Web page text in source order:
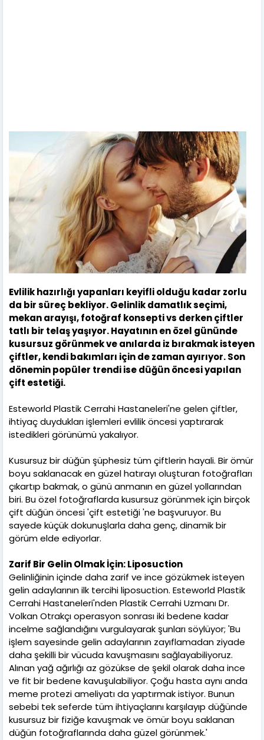
Evlilik hazırlığı yapanları keyifli olduğu kadar zorlu
da bir süreç bekliyor. Gelinlik damatlık seçimi,
mekan arayışı, fotoğraf konsepti vs derken çiftler
tatlı bir telaş yaşıyor. Hayatının en özel gününde
kusursuz görünmek ve anılarda iz bırakmak isteyen
çiftler, kendi bakımları için de zaman ayırıyor. Son
dönemin popüler trendi ise düğün öncesi yapılan
çift estetiği.
Esteworld Plastik Cerrahi Hastaneleri'ne gelen çiftler,
ihtiyaç duydukları işlemleri evlilik öncesi yaptırarak
istedikleri görünümü yakalıyor.
Kusursuz bir düğün şüphesiz tüm çiftlerin hayali. Bir ömür
boyu saklanacak en güzel hatırayı oluşturan fotoğrafları
çıkartıp bakmak, o günü anmanın en güzel yollarından
biri. Bu özel fotoğraflarda kusursuz görünmek için birçok
çift düğün öncesi 'çift estetiği 'ne başvuruyor. Bu
sayede küçük dokunuşlarla daha genç, dinamik bir
görüm elde ediyorlar.
Zarif Bir Gelin Olmak İçin: Liposuction
Gelinliğinin içinde daha zarif ve ince gözükmek isteyen
gelin adaylarının ilk tercihi liposuction. Esteworld Plastik
Cerrahi Hastaneleri'nden Plastik Cerrahi Uzmanı Dr.
Volkan Otrakçı operasyon sonrası iki bedene kadar
incelme sağlandığını vurgulayarak şunları söylüyor; 'Bu
işlem sayesinde gelin adaylarının zayıflamadan ziyade
daha şekilli bir vücuda kavuşmasını sağlayabiliyoruz.
Alınan yağ ağırlığı az gözükse de şekil olarak daha ince
ve fit bir bedene kavuşulabiliyor. Çoğu hasta aynı anda
meme protezi ameliyatı da yaptırmak istiyor. Bunun
sebebi tek seferde tüm ihtiyaçlarını karşılayıp düğünde
kusursuz bir fiziğe kavuşmak ve ömür boyu saklanan
düğün fotoğraflarında daha güzel görünmek.'